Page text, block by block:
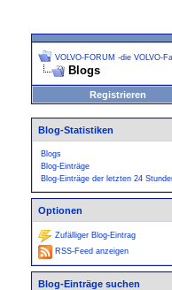
VOLVO-FORUM -die VOLVO-
Blogs
Registrieren
Blog-Statistiken
Blogs
Blog-Einträge
Blog-Einträge der letzten 24
Optionen
Zufälliger Blog-Eintrag
RSS-Feed anzeigen
Blog-Einträge suchen